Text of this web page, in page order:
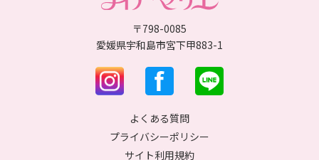
〒798-0085
愛媛県宇和島市宮下甲883-1
よくある質問
プライバシーポリシー
サイト利用規約